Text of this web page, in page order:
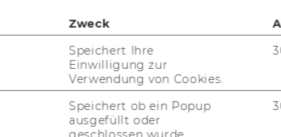
Leicht­Le­sen Ver­
Zweck
Speichert Ihre
Einwilligung zur
Verwendung von Cookies.
Speichert ob ein Popup
ausgefüllt oder